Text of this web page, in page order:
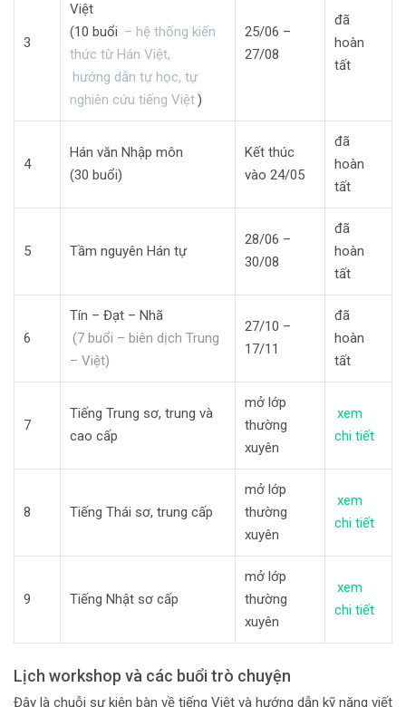
3
Việt
(10 buổi – hệ thống kiến
thức từ Hán Việt,
hướng dẫn tự học, tự
nghiên cứu tiếng Việt)
25/06 –
27/08
đã
hoàn
tất
4
Hán văn Nhập môn
(30 buổi)
Kết thúc
vào 24/05
đã
hoàn
tất
5 Tầm nguyên Hán tự
28/06 –
30/08
đã
hoàn
tất
6
Tín – Đạt – Nhã
(7 buổi – biên dịch Trung
– Việt)
27/10 –
17/11
đã
hoàn
tất
7
Tiếng Trung sơ, trung và
cao cấp
mở lớp
thường
xuyên
xem
chi tiết
8 Tiếng Thái sơ, trung cấp
mở lớp
thường
xuyên
xem
chi tiết
9 Tiếng Nhật sơ cấp
mở lớp
thường
xuyên
xem
chi tiết
Lịch workshop và các buổi trò chuyện
Đây là chuỗi sự kiện bàn về tiếng Việt và hướng dẫn kỹ năng viết